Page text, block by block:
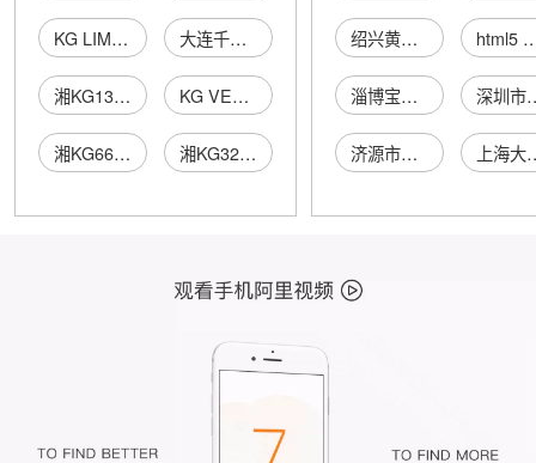
KG LIMITED 大连千克斯商行
湘KG1369 KG VENTURES LIMITED
湘KG6668 湘KG3276
绍兴黄佳农产品开发有限公司 html5
淄博宝玺经贸有限公司 深圳市亿
济源市酒元商贸有限公司 上海